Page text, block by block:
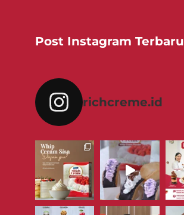
Post Instagram Terbaru
richcreme.id